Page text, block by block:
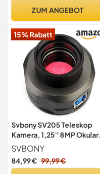
Abbildungsleistung
ZUM ANGEBOT
15% Rabatt
Svbony SV205 Teleskop
Kamera, 1,25'' 8MP Okular
Kamera, IMX415 Farbsensor
SVBONY
84,99 € 99,99 €